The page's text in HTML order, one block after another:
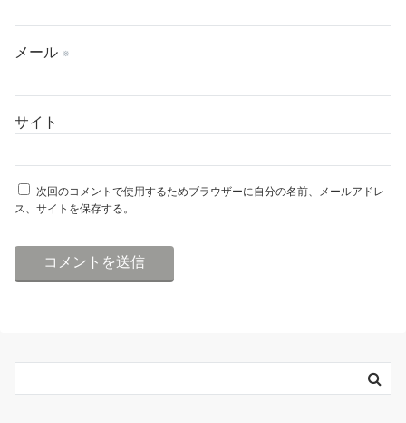
メール ※
サイト
次回のコメントで使用するためブラウザーに自分の名前、メールアドレ
ス、サイトを保存する。